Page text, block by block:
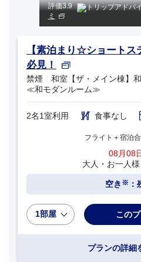
評価3.9
ミ
【素泊まり☆ショートス
必見！
禁煙 和室【ザ・メイン棟】
≪和モダンルーム≫
2名1室利用 食事なし
フライト＋宿泊
08月08
大人・お一人様
空き ※ ：
1部屋
プランの詳細